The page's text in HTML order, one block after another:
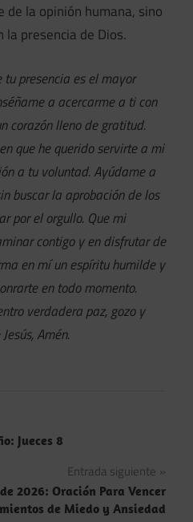
de la opinión humana, sino
presencia de Dios.
tu presencia es el mayor
a acercarme a ti con
corazón lleno de gratitud.
que he querido servirte a mi
a tu voluntad. Ayúdame a
buscar la aprobación de los
por el orgullo. Que mi
contigo y en disfrutar de
en mí un espíritu humilde y
en todo momento.
verdadera paz, gozo y
Amén.
Jueces 8
Entrada siguiente
2026: Oración Para Vencer
de Miedo y Ansiedad